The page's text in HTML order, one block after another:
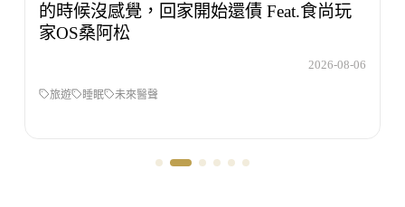
麼辦，你有試過諮商嗎？Feat.洪培芸臨床心
理師
2026-08-05
壓力 生技人之初 洪培芸